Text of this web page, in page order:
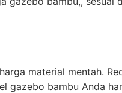
material mentah.
gazebo bambu Anda